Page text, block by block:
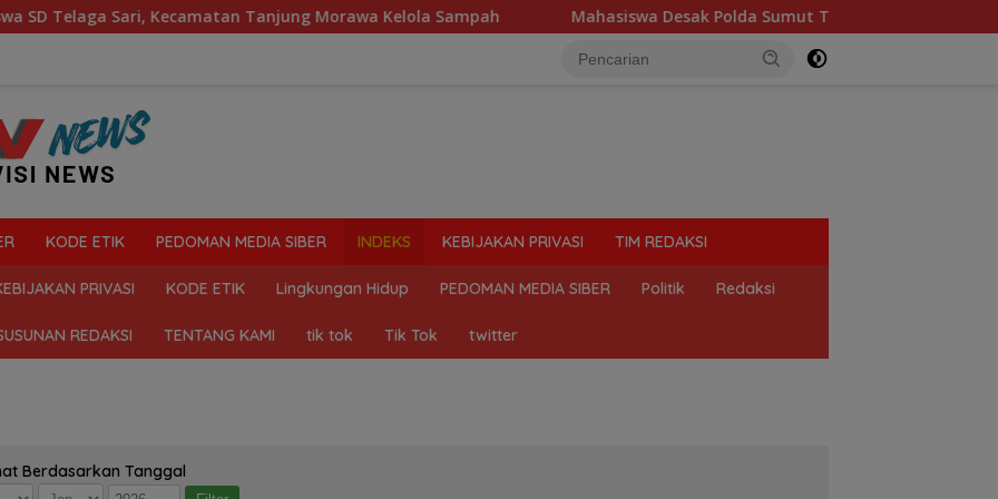
Sari, Kecamatan Tanjung Morawa Kelola Sampah Mahasiswa Desak Polda Sumut Tutup Dugaan Lokasi Judi “Las
KODE ETIK PEDOMAN MEDIA SIBER INDEKS KEBIJAKAN PRIVASI TIM REDAKSI
PRIVASI KODE ETIK Lingkungan Hidup PEDOMAN MEDIA SIBER Politik Redaksi
REDAKSI TENTANG KAMI tik tok Tik Tok twitter
Berdasarkan Tanggal